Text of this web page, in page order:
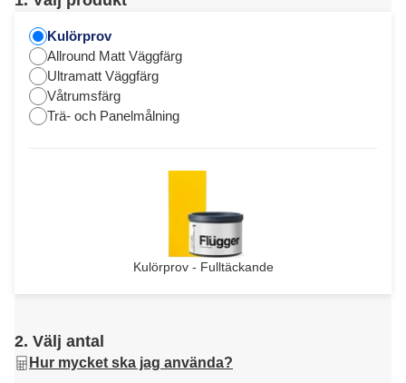
Kulörprov
Allround Matt Väggfärg
Ultramatt Väggfärg
Våtrumsfärg
Trä- och Panelmålning
Kulörprov - Fulltäckande
2. Välj antal
Hur mycket ska jag använda?